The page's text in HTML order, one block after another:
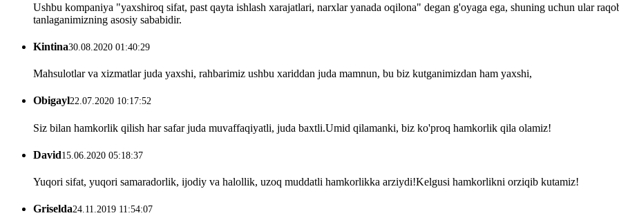
Ushbu kompaniya "yaxshiroq sifat, past qayta ishlash xarajatlari, narxlar yanada oqilona" degan g'oyaga ega, shuning uchun ular
tanlaganimizning asosiy sababidir.
Kintina30.08.2020 01:40:29
Mahsulotlar va xizmatlar juda yaxshi, rahbarimiz ushbu xariddan juda mamnun, bu biz kutganimizdan ham yaxshi,
Obigayl22.07.2020 10:17:52
Siz bilan hamkorlik qilish har safar juda muvaffaqiyatli, juda baxtli.Umid qilamanki, biz ko'proq hamkorlik qila olamiz!
David15.06.2020 05:18:37
Yuqori sifat, yuqori samaradorlik, ijodiy va halollik, uzoq muddatli hamkorlikka arziydi!Kelgusi hamkorlikni orziqib kutamiz!
Griselda24.11.2019 11:54:07